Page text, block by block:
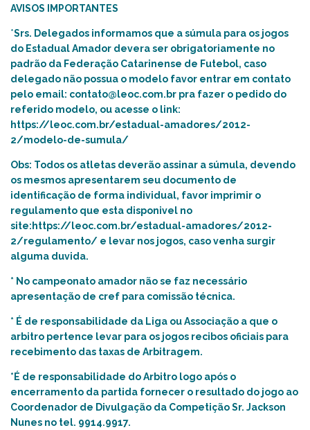
AVISOS IMPORTANTES
*Srs. Delegados informamos que a súmula para os jogos
do Estadual Amador devera ser obrigatoriamente no
padrão da Federação Catarinense de Futebol, caso
delegado não possua o modelo favor entrar em contato
pelo email: contato@leoc.com.br pra fazer o pedido do
referido modelo, ou acesse o link:
https://leoc.com.br/estadual-amadores/2012-
2/modelo-de-sumula/
Obs: Todos os atletas deverão assinar a súmula, devendo
os mesmos apresentarem seu documento de
identificação de forma individual, favor imprimir o
regulamento que esta disponivel no
site: https://leoc.com.br/estadual-amadores/2012-
2/regulamento/ e levar nos jogos, caso venha surgir
alguma duvida.
* No campeonato amador não se faz necessário
apresentação de cref para comissão técnica.
* É de responsabilidade da Liga ou Associação a que o
arbitro pertence levar para os jogos recibos oficiais para
recebimento das taxas de Arbitragem.
*É de responsabilidade do Arbitro logo após o
encerramento da partida fornecer o resultado do jogo ao
Coordenador de Divulgação da Competição Sr. Jackson
Nunes no tel. 9914.9917.